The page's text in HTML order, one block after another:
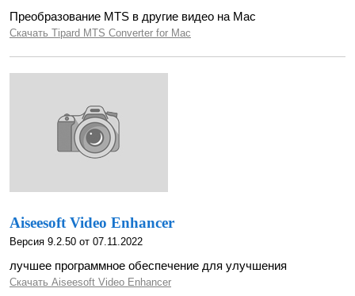
Преобразование MTS в другие видео на Mac
Скачать Tipard MTS Converter for Mac
Aiseesoft Video Enhancer
Версия 9.2.50 от 07.11.2022
лучшее программное обеспечение для улучшения
Скачать Aiseesoft Video Enhancer